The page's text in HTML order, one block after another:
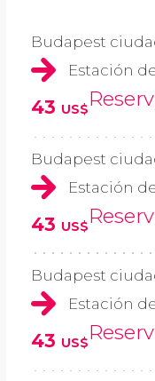
Budapest
Estación
43 US$
Budapest
Estación
43 US$
Budapest
Estación
43 US$